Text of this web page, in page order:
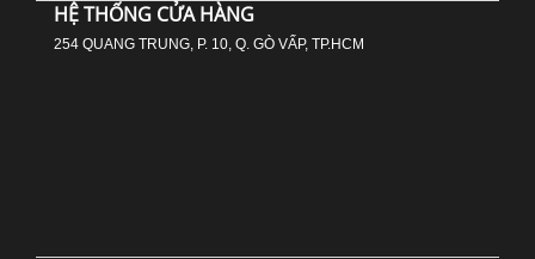
HỆ THỐNG CỬA HÀNG
254 QUANG TRUNG, P. 10, Q. GÒ VẤP, TP.HCM